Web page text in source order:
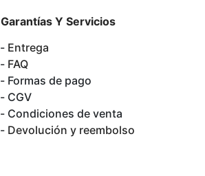
Garantías Y Servicios
Entrega
FAQ
Formas de pago
CGV
Condiciones de venta
Devolución y reembolso